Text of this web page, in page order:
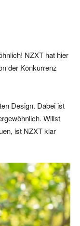
NZXT hat hier
der Konkurrenz
Design. Dabei ist
Willst
ist NZXT klar